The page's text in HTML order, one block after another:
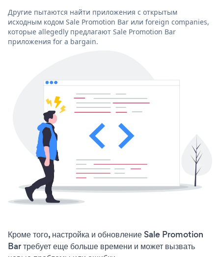
Другие пытаются найти приложения с открытым
исходным кодом Sale Promotion Bar или foreign companies,
которые allegedly предлагают Sale Promotion Bar
приложения for a bargain.
Кроме того, настройка и обновление Sale Promotion
Bar требует еще больше времени и может вызвать